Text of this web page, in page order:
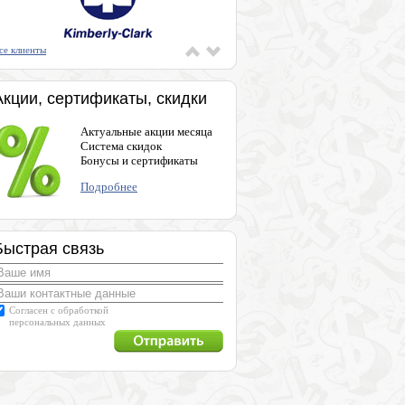
клиенты
сертификаты, скидки
Актуальные акции месяца
Система скидок
Бонусы и сертификаты
Подробнее
связь